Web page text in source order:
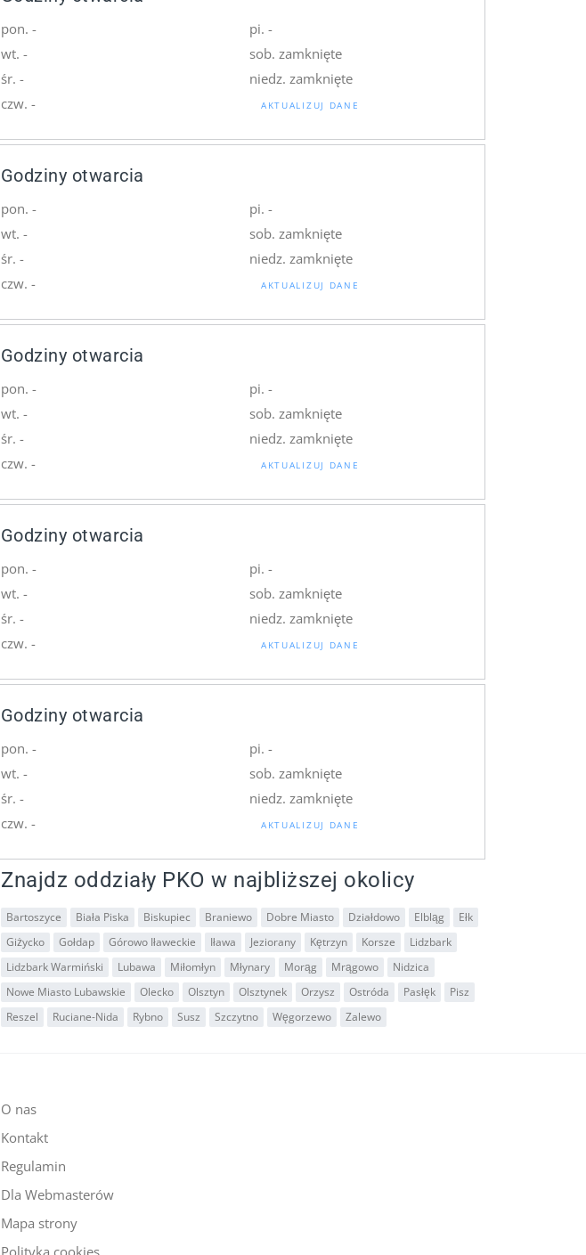
pon. -
wt. -
śr. -
czw. -
pi. -
sob. zamknięte
niedz. zamknięte
AKTUALIZUJ DANE
Godziny otwarcia
pon. -
wt. -
śr. -
czw. -
pi. -
sob. zamknięte
niedz. zamknięte
AKTUALIZUJ DANE
Godziny otwarcia
pon. -
wt. -
śr. -
czw. -
pi. -
sob. zamknięte
niedz. zamknięte
AKTUALIZUJ DANE
Godziny otwarcia
pon. -
wt. -
śr. -
czw. -
pi. -
sob. zamknięte
niedz. zamknięte
AKTUALIZUJ DANE
Godziny otwarcia
pon. -
wt. -
śr. -
czw. -
pi. -
sob. zamknięte
niedz. zamknięte
AKTUALIZUJ DANE
Znajdz oddziały PKO w najbliższej okolicy
Bartoszyce Biała Piska Biskupiec Braniewo Dobre Miasto Działdowo Elbląg
Ełk
Giżycko
Gołdap Górowo Iławeckie Iława Jeziorany Kętrzyn Korsze
Lidzbark
Lidzbark Warmiński
Lubawa Miłomłyn Młynary Morąg Mrągowo
Nidzica
Nowe Miasto Lubawskie
Olecko Olsztyn Olsztynek Orzysz Ostróda Pasłęk
Pisz
Reszel
Ruciane-Nida Rybno Susz Szczytno Węgorzewo Zalewo
O nas
Kontakt
Regulamin
Dla Webmasterów
Mapa strony
Polityka cookies